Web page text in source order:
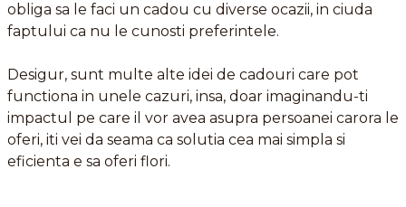
obliga sa le faci un cadou cu diverse ocazii, in ciuda
faptului ca nu le cunosti preferintele.
Desigur, sunt multe alte idei de cadouri care pot
functiona in unele cazuri, insa, doar imaginandu-ti
impactul pe care il vor avea asupra persoanei carora le
oferi, iti vei da seama ca solutia cea mai simpla si
eficienta e sa oferi flori.